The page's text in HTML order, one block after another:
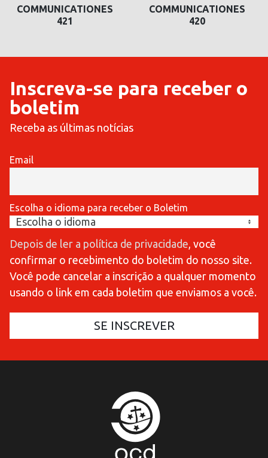
COMMUNICATIONES
421
COMMUNICATIONES
420
Inscreva-se para receber o
boletim
Receba as últimas notícias
Email
Escolha o idioma para receber o Boletim
Depois de ler a política de privacidade, você
confirmar o recebimento do boletim do nosso site.
Você pode cancelar a inscrição a qualquer momento
usando o link em cada boletim que enviamos a você.